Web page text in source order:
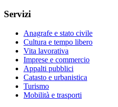
Servizi
Anagrafe e stato civile
Cultura e tempo libero
Vita lavorativa
Imprese e commercio
Appalti pubblici
Catasto e urbanistica
Turismo
Mobilità e trasporti